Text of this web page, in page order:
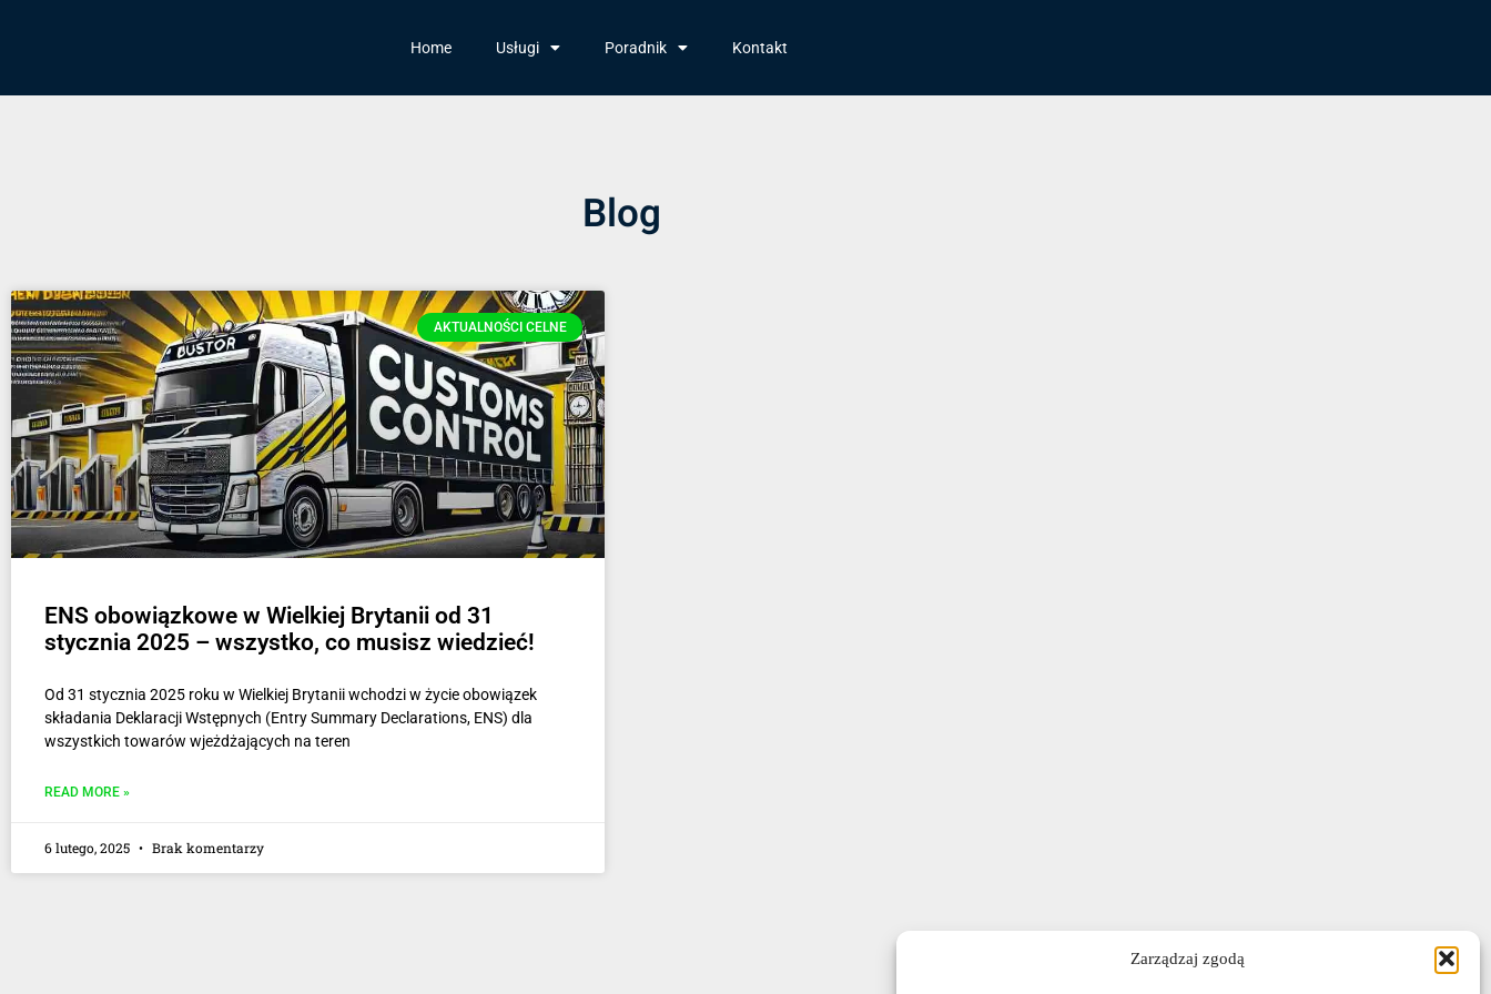
Zarządzaj zgodą
Home Usługi Poradnik Kontakt
Blog
AKTUALNOŚCI CELNE
ENS obowiązkowe w Wielkiej Brytanii od 31
stycznia 2025 – wszystko, co musisz wiedzieć!
Od 31 stycznia 2025 roku w Wielkiej Brytanii wchodzi w życie obowiązek
składania Deklaracji Wstępnych (Entry Summary Declarations, ENS) dla
wszystkich towarów wjeżdżających na teren
READ MORE »
6 lutego, 2025 Brak komentarzy